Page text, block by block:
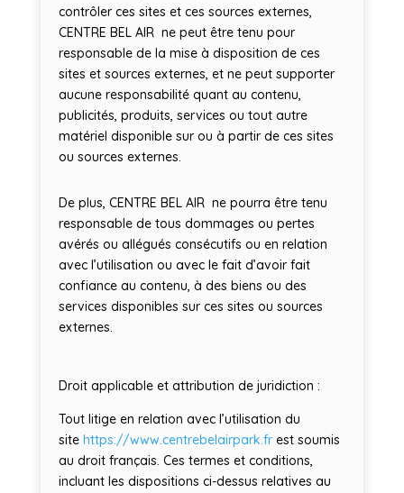
contrôler ces sites et ces sources externes,
CENTRE BEL AIR ne peut être tenu pour
responsable de la mise à disposition de ces
sites et sources externes, et ne peut supporter
aucune responsabilité quant au contenu,
publicités, produits, services ou tout autre
matériel disponible sur ou à partir de ces sites
ou sources externes.
De plus, CENTRE BEL AIR ne pourra être tenu
responsable de tous dommages ou pertes
avérés ou allégués consécutifs ou en relation
avec l’utilisation ou avec le fait d’avoir fait
confiance au contenu, à des biens ou des
services disponibles sur ces sites ou sources
externes.
Droit applicable et attribution de juridiction :
Tout litige en relation avec l’utilisation du
site https://www.centrebelairpark.frest soumis
au droit français. Ces termes et conditions,
incluant les dispositions ci-dessus relatives au